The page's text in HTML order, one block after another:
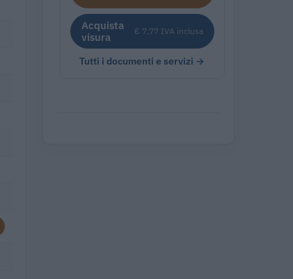
Acquista
visura
€ 7,77 IVA inclusa
Tutti i documenti e servizi →